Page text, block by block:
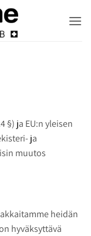
§) ja EU:n yleisen
ja
muutos
heidän
hyväksyttävä